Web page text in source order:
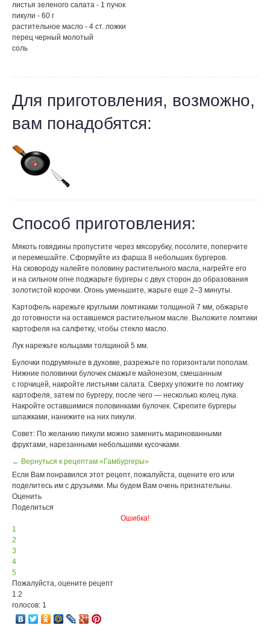
листья зеленого салата - 1 пучок
пикули - 60 г
растительное масло - 4 ст. ложки
перец черный молотый
соль
Для приготовления, возможно,
вам понадобятся:
Способ приготовления:
Мякоть говядины пропустите через мясорубку, посолите, поперчите
и перемешайте. Сформуйте из фарша 8 небольших бургеров.
На сковороду налейте половину растительного масла, нагрейте его
и на сильном огне поджарьте бургеры с двух сторон до образования
золотистой корочки. Огонь уменьшите, жарьте еще 2–3 минуты.
Картофель нарежьте круглыми ломтиками толщиной 7 мм, обжарьте
до готовности на оставшемся растительном масле. Выложите ломтики
картофеля на салфетку, чтобы стекло масло.
Лук нарежьте кольцами толщиной 5 мм.
Булочки подрумяньте в духовке, разрежьте по горизонтали пополам.
Нижние половинки булочек смажьте майонезом, смешанным
с горчицей, накройте листьями салата. Сверху уложите по ломтику
картофеля, затем по бургеру, после чего — несколько колец лука.
Накройте оставшимися половинками булочек. Скрепите бургеры
шпажками, нанижите на них пикули.
Совет: По желанию пикули можно заменить маринованными
фруктами, нарезанными небольшими кусочками.
← Вернуться к рецептам «Гамбургеры»
Если Вам понравился этот рецепт, пожалуйста, оцените его или
поделитесь им с друзьями. Мы будем Вам очень признательны.
Оценить
Поделиться
Ошибка!
1
2
3
4
5
Пожалуйста, оцените рецепт
1.2
голосов: 1